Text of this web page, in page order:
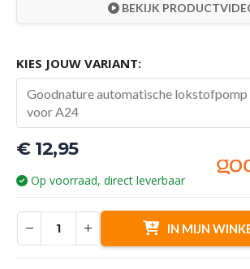
BEKIJK
KIES JOUW VARIANT:
Goodnature automatische lokstofpomp
voor A24
€12,95
Op voorraad, direct leverbaar
IN MIJN